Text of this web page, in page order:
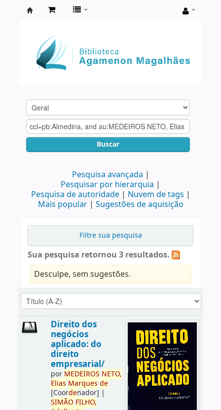
Agamenon
Magalhães
Buscar
Pesquisa avançada
Pesquisar por hierarquia
Pesquisa de autoridade
Nuvem de tags
Mais popular
Sugestões de aquisição
Filtre sua pesquisa
Sua pesquisa retornou 3 resultados.
Desculpe, sem sugestões.
Direito dos
negócios
aplicado: do
direito
empresarial/
por MEDEIROS NETO,
Elias Marques de
[Coordenador] |
SIMÃO FILHO,